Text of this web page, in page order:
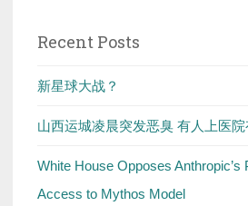
Recent Posts
新星球大战？
山西运城凌晨突发恶臭 有人上医
White House Opposes Anthropic’s
Access to Mythos Model